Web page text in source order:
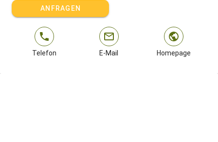
ANFRAGEN
Telefon E-Mail Homepage